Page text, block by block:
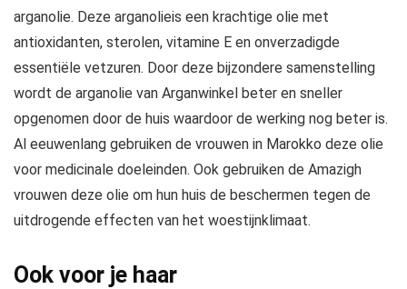
arganolie. Deze arganolieis een krachtige olie met
antioxidanten, sterolen, vitamine E en onverzadigde
essentiële vetzuren. Door deze bijzondere samenstelling
wordt de arganolie van Arganwinkel beter en sneller
opgenomen door de huis waardoor de werking nog beter is.
Al eeuwenlang gebruiken de vrouwen in Marokko deze olie
voor medicinale doeleinden. Ook gebruiken de Amazigh
vrouwen deze olie om hun huis de beschermen tegen de
uitdrogende effecten van het woestijnklimaat.
Ook voor je haar